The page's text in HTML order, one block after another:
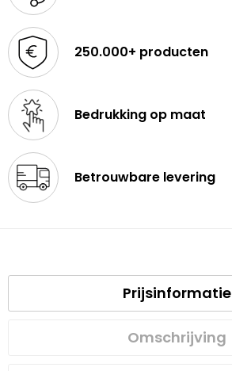
250.000+ producten
Bedrukking op maat
Betrouwbare levering
Prijsinformatie
Omschrijving